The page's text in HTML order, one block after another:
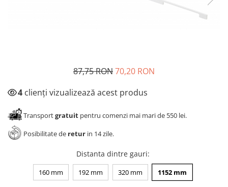
87,75 RON70,20 RON
4 clienți vizualizează acest produs
Transportgratuit pentru comenzi mai mari de 550 lei.
Posibilitate de retur in 14 zile.
Distanta dintre gauri:
160 mm 192 mm 320 mm 1152 mm